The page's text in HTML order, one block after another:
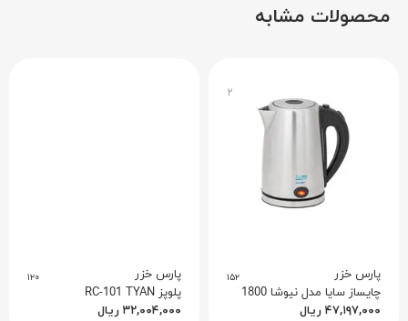
محصولات مشابه
۲
پارس خزر ۱۵۲
چايساز سايا مدل نيوشا 1800
۴۷,۱۹۷,۰۰۰ ریال
پارس خزر ۱۲۰
پلوپز RC-101 TYAN
۳۲,۰۰۴,۰۰۰ ریال